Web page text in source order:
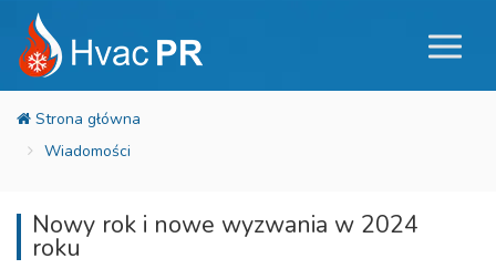
Wiadomości
Nowy rok i nowe wyzwania w 2024
roku